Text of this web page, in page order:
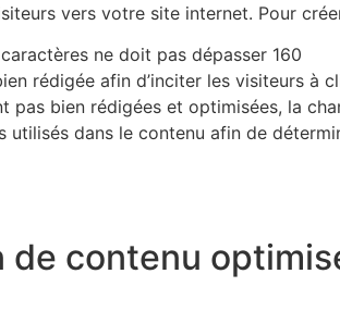
vers votre site internet. Pour
ne doit pas dépasser 160
rédigée afin d’inciter les visiteurs à
pas bien rédigées et optimisées, la
utilisés dans le contenu afin de
de contenu